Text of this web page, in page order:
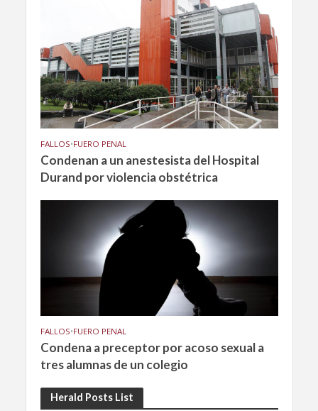
FALLOS•FUERO PENAL
Condenan a un anestesista del Hospital
Durand por violencia obstétrica
FALLOS•FUERO PENAL
Condena a preceptor por acoso sexual a
tres alumnas de un colegio
Herald Posts List